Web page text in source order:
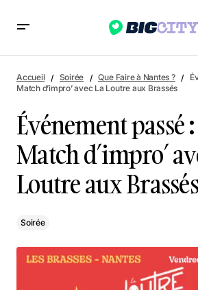
Brassés
Accueil Soirée Que Faire à Nantes ?
Match d’impro’ avec La Loutre aux Brassés
Événement passé
Match d’impro’
Loutre aux Brassés
Soirée